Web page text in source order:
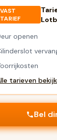
VAST
TARIEF
openen
tarieven
Bel